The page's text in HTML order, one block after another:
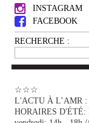
INSTAGRAM
FACEBOOK
RECHERCHE :
☆☆☆
L'ACTU À L’AMR :
HORAIRES D'ÉTÉ: